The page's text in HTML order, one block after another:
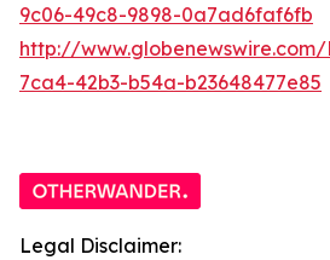
9c06-49c8-9898-0a7ad6faf6fb
http://
7ca4-42b3-b54a-b23648477e85
Legal Disclaimer: